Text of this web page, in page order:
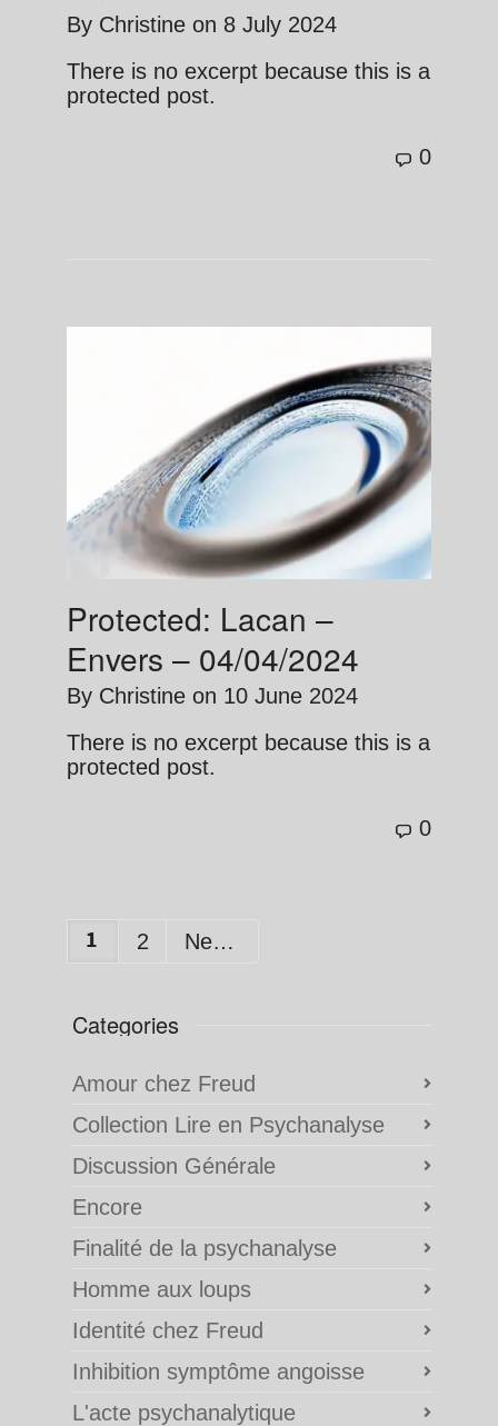
By Christine on 8 July 2024
There is no excerpt because this is a
protected post.
0
Protected: Lacan –
Envers – 04/04/2024
By Christine on 10 June 2024
There is no excerpt because this is a
protected post.
0
1 2 Next
Categories
Amour chez Freud
Collection Lire en Psychanalyse
Discussion Générale
Encore
Finalité de la psychanalyse
Homme aux loups
Identité chez Freud
Inhibition symptôme angoisse
L'acte psychanalytique